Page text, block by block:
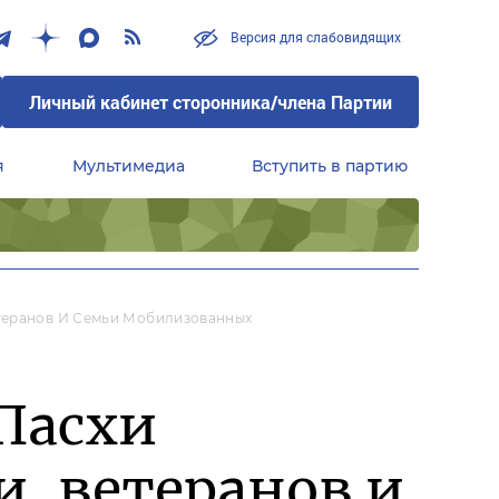
Версия для слабовидящих
Личный кабинет сторонника/члена Партии
Мультимедиа Вступить в партию
И Семьи Мобилизованных